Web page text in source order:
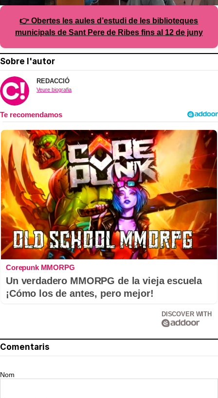
👉 Obertes les aules d’estudi de les biblioteques
municipals de Sant Pere de Ribes fins al 12 de juny
Sobre l'autor
REDACCIÓ
Veure biografia
Corepunk MMORPG
Un verdadero MMORPG de la vieja escuela
¡Cómo los de antes, pero mejor!
DISCOVER WITH
Comentaris
Nom